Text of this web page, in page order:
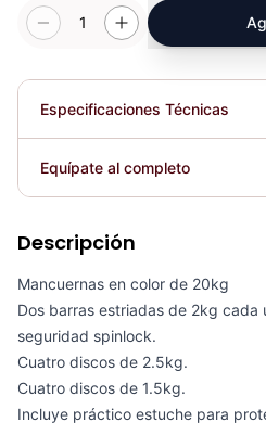
1
Especificaciones Técnicas
Plegable
Equípate al completo
COP
COP
Descripción
Mancuernas en color de 20kg
Dos barras estriadas de 2kg cada
seguridad spinlock.
Cuatro discos de 2.5kg.
Cuatro discos de 1.5kg.
Incluye práctico estuche para